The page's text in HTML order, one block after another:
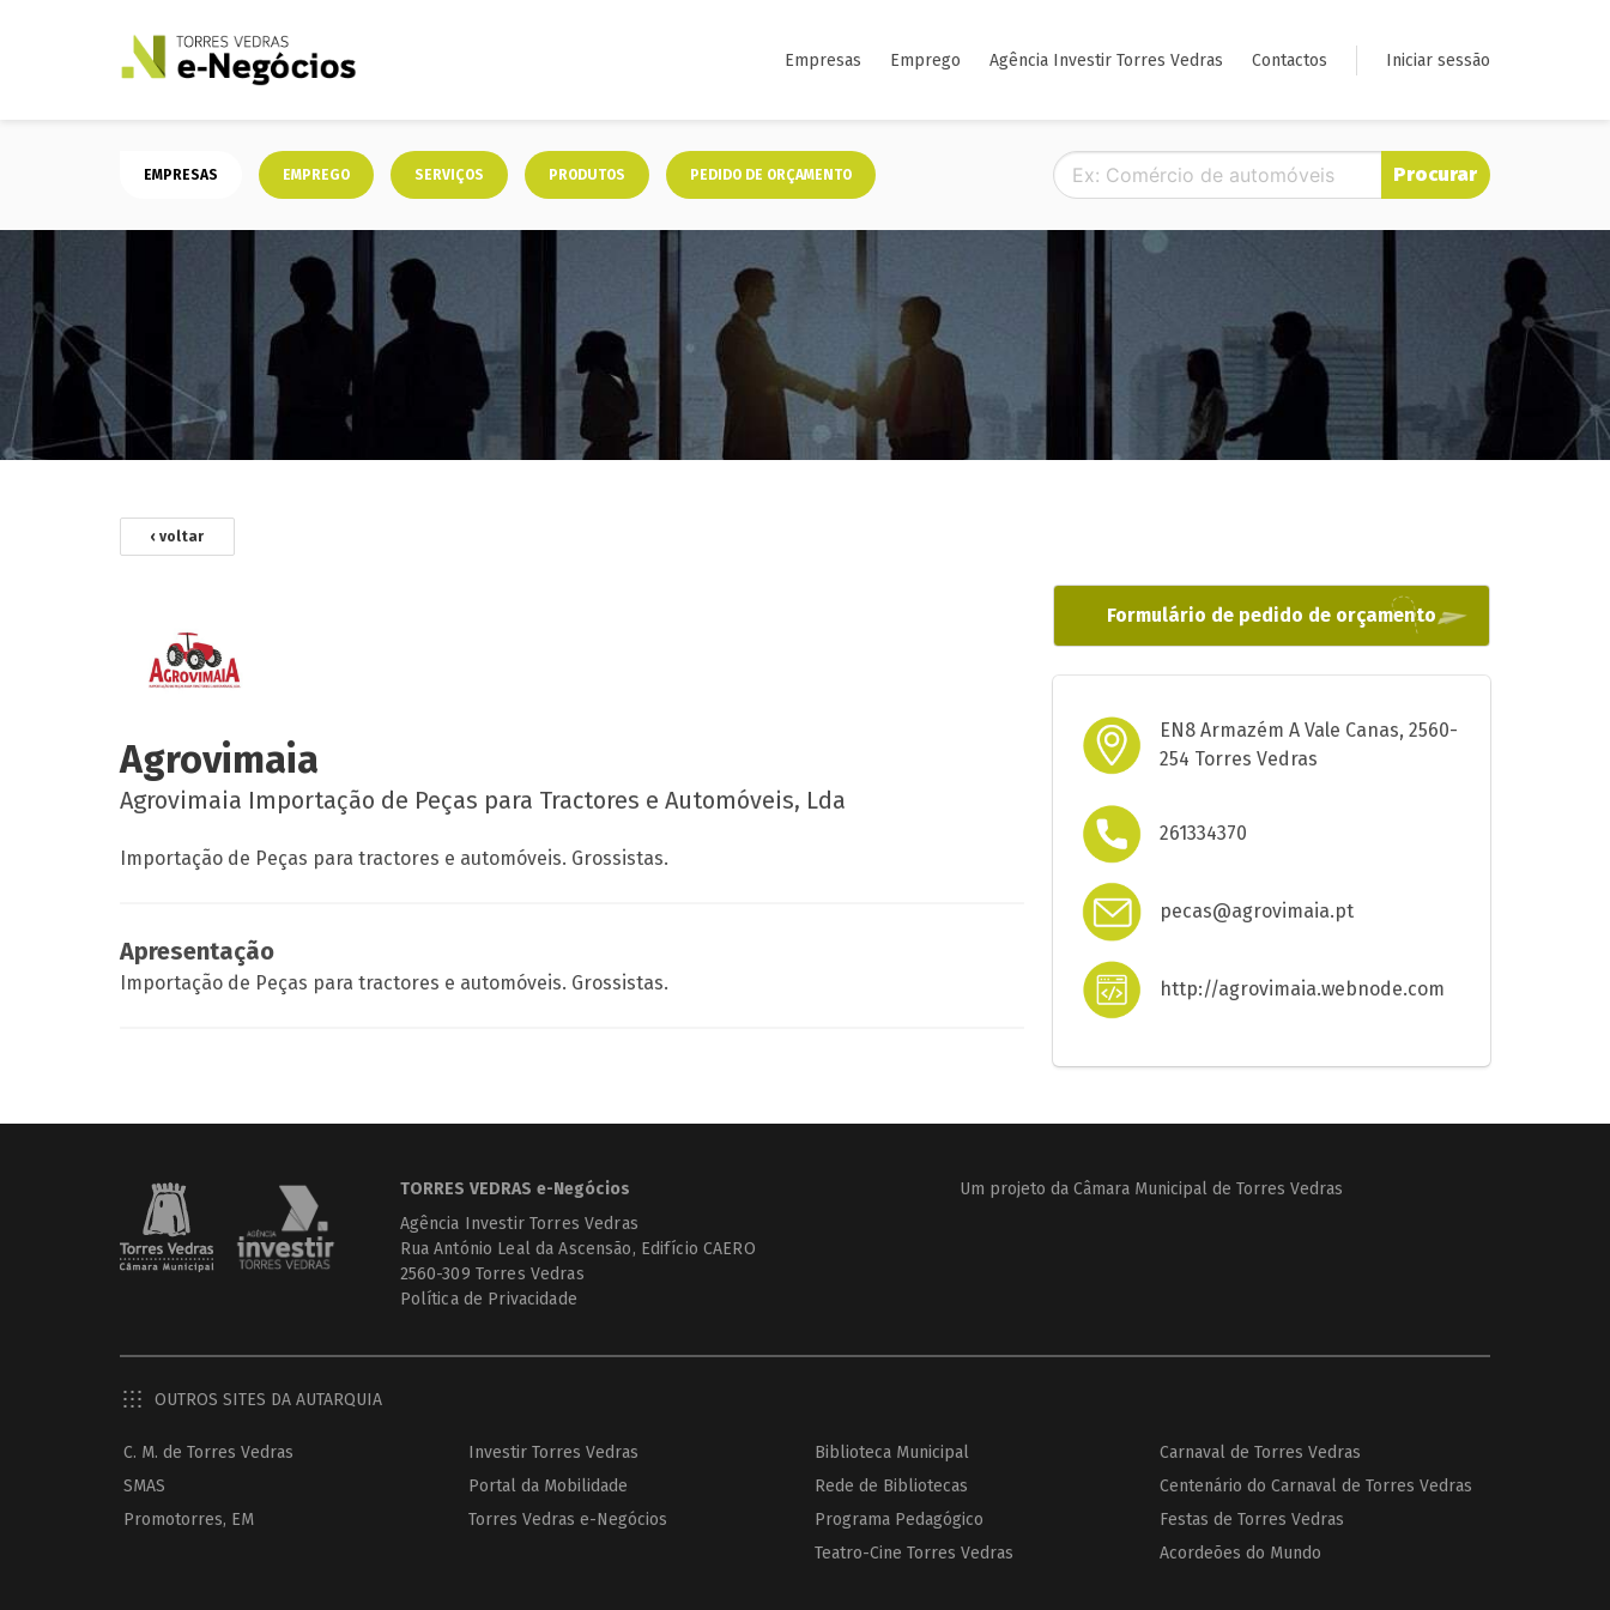
Empresas Emprego Agência Investir Torres Vedras Contactos Iniciar sessão
EMPRESAS EMPREGO SERVIÇOS PRODUTOS PEDIDO DE ORÇAMENTO Procurar
‹ voltar
Agrovimaia
Agrovimaia Importação de Peças para Tractores e Automóveis, Lda
Importação de Peças para tractores e automóveis. Grossistas.
Apresentação
Importação de Peças para tractores e automóveis. Grossistas.
Formulário de pedido de orçamento
EN8 Armazém A Vale Canas, 2560-
254 Torres Vedras
261334370
pecas@agrovimaia.pt
http://agrovimaia.webnode.com
TORRES VEDRAS e-Negócios
Agência Investir Torres Vedras
Rua António Leal da Ascensão, Edifício CAERO
2560-309 Torres Vedras
Política de Privacidade
Um projeto da Câmara Municipal de Torres Vedras
OUTROS SITES DA AUTARQUIA
C. M. de Torres Vedras
SMAS
Promotorres, EM
Investir Torres Vedras
Portal da Mobilidade
Torres Vedras e-Negócios
Biblioteca Municipal
Rede de Bibliotecas
Programa Pedagógico
Teatro-Cine Torres Vedras
Carnaval de Torres Vedras
Centenário do Carnaval de Torres Vedras
Festas de Torres Vedras
Acordeões do Mundo